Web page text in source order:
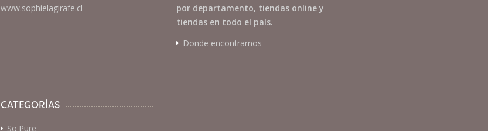
www.sophielagirafe.cl
por departamento, tiendas online y
tiendas en todo el país.
Donde encontrarnos
CATEGORÍAS
So'Pure